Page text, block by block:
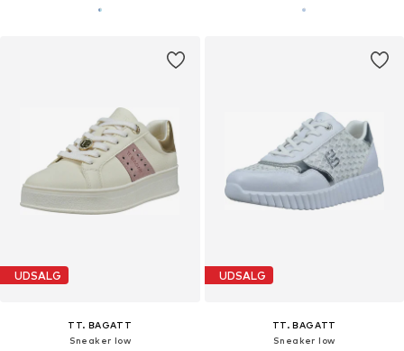
UDSALG
TT. BAGATT
Sneaker low
UDSALG
TT. BAGATT
Sneaker low